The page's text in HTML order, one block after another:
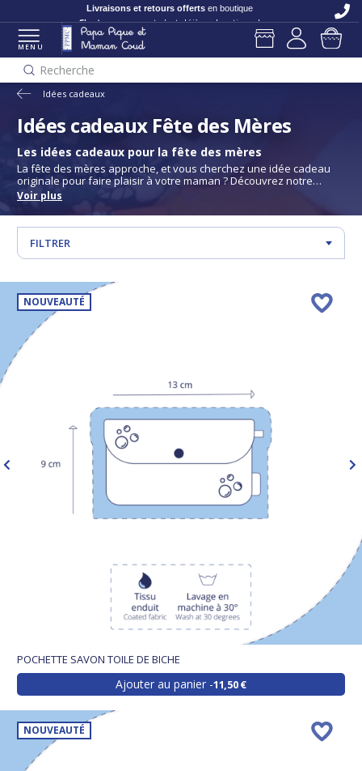
C'est nouveau et c'est déjà en boutique !
MENU
Recherche
Idées cadeaux
Idées cadeaux Fête des Mères
Les idées cadeaux pour la fête des mères
La fête des mères approche, et vous cherchez une idée cadeau
originale pour faire plaisir à votre maman ? Découvrez notre
sélection de cadeaux pour la fête des mères chez
Maman Coud
: des accessoires en tissu coloré, pratiques et
remplis de douceur pour lui dire combien vous l’aimez.
Voir plus
FILTRER
NOUVEAUTÉ
POCHETTE SAVON TOILE DE BICHE
Ajouter au panier 11,50 €
NOUVEAUTÉ